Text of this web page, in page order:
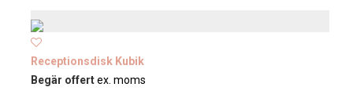
Receptionsdisk Kubik
Begär offertex. moms